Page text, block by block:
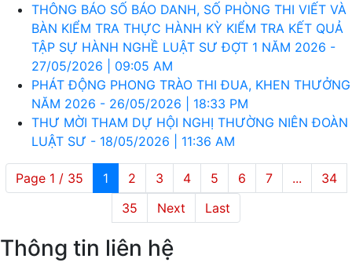
THÔNG BÁO SỐ BÁO DANH, SỐ PHÒNG THI VIẾT VÀ
BÀN KIỂM TRA THỰC HÀNH KỲ KIỂM TRA KẾT QUẢ
TẬP SỰ HÀNH NGHỀ LUẬT SƯ ĐỢT 1 NĂM 2026 -
27/05/2026 | 09:05 AM
PHÁT ĐỘNG PHONG TRÀO THI ĐUA, KHEN THƯỞNG
NĂM 2026 - 26/05/2026 | 18:33 PM
THƯ MỜI THAM DỰ HỘI NGHỊ THƯỜNG NIÊN ĐOÀN
LUẬT SƯ - 18/05/2026 | 11:36 AM
Page 1 / 35 1 2 3 4 5 6 7 ...
34
35
Next Last
Thông tin liên hệ